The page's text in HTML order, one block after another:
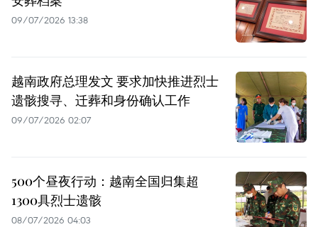
09/07/2026 13:38
越南政府总理发文 要求加快推进烈士
遗骸搜寻、迁葬和身份确认工作
09/07/2026 02:07
500个昼夜行动：越南全国归集超
1300具烈士遗骸
08/07/2026 04:03